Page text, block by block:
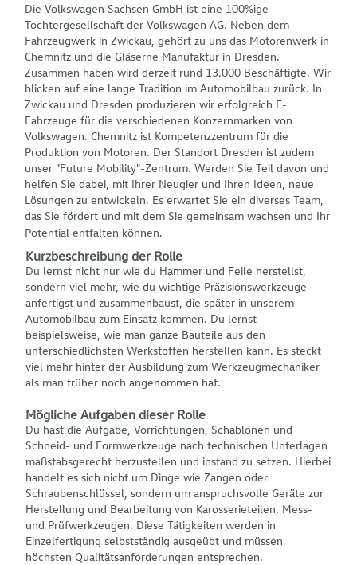
Die Volkswagen Sachsen GmbH ist eine 100%ige
Tochtergesellschaft der Volkswagen AG. Neben dem
Fahrzeugwerk in Zwickau, gehört zu uns das Motorenwerk in
Chemnitz und die Gläserne Manufaktur in Dresden.
Zusammen haben wird derzeit rund 13.000 Beschäftigte. Wir
blicken auf eine lange Tradition im Automobilbau zurück. In
Zwickau und Dresden produzieren wir erfolgreich E-
Fahrzeuge für die verschiedenen Konzernmarken von
Volkswagen. Chemnitz ist Kompetenzzentrum für die
Produktion von Motoren. Der Standort Dresden ist zudem
unser "Future Mobility"-Zentrum. Werden Sie Teil davon und
helfen Sie dabei, mit Ihrer Neugier und Ihren Ideen, neue
Lösungen zu entwickeln. Es erwartet Sie ein diverses Team,
das Sie fördert und mit dem Sie gemeinsam wachsen und Ihr
Potential entfalten können.
Kurzbeschreibung der Rolle
Du lernst nicht nur wie du Hammer und Feile herstellst,
sondern viel mehr, wie du wichtige Präzisionswerkzeuge
anfertigst und zusammenbaust, die später in unserem
Automobilbau zum Einsatz kommen. Du lernst
beispielsweise, wie man ganze Bauteile aus den
unterschiedlichsten Werkstoffen herstellen kann. Es steckt
viel mehr hinter der Ausbildung zum Werkzeugmechaniker
als man früher noch angenommen hat.
Mögliche Aufgaben dieser Rolle
Du hast die Aufgabe, Vorrichtungen, Schablonen und
Schneid- und Formwerkzeuge nach technischen Unterlagen
maßstabsgerecht herzustellen und instand zu setzen. Hierbei
handelt es sich nicht um Dinge wie Zangen oder
Schraubenschlüssel, sondern um anspruchsvolle Geräte zur
Herstellung und Bearbeitung von Karosserieteilen, Mess-
und Prüfwerkzeugen. Diese Tätigkeiten werden in
Einzelfertigung selbstständig ausgeübt und müssen
höchsten Qualitätsanforderungen entsprechen.